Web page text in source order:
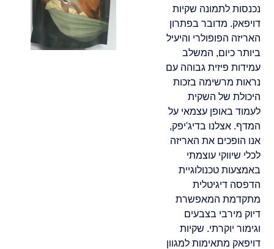
נכנסות לתמונה שקיות
דויפאק. מדובר בפתרון
האריזה הפופולרי והיעיל
ביותר כיום, המשלב
עמידות פיזית גבוהה עם
נראות מרשימה בזכות
היכולת של השקית
לעמוד באופן עצמאי על
המדף. אצלנו בדיג'יפק,
אנו הופכים את האריזה
לכלי שיווקי עוצמתי
באמצעות טכנולוגיית
הדפסה דיגיטלית
מתקדמת המאפשרת
דיוק מירבי בצבעים
וגימור יוקרתי. שקיות
דויפאק מתאימות למגוון